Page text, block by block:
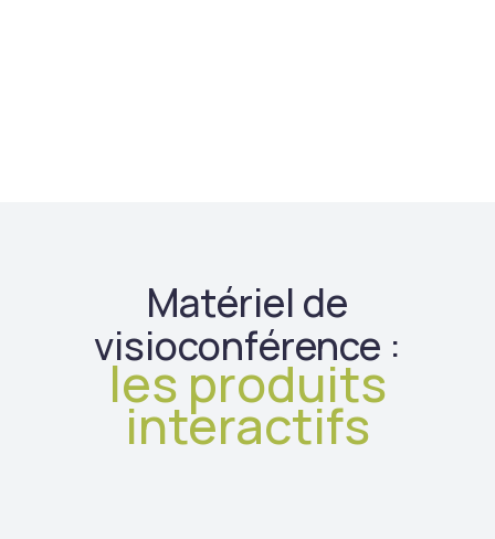
Matériel de
visioconférence :
les produits
interactifs